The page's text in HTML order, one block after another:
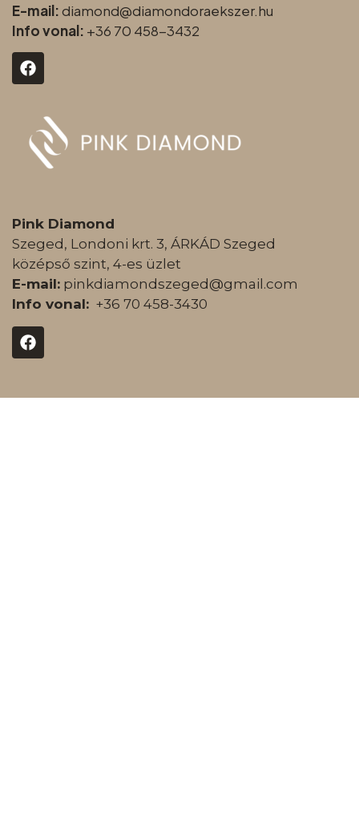
E-mail:diamond@diamondoraekszer.hu
Info vonal: +36 70 458-3432
Pink Diamond
Szeged, Londoni krt. 3, ÁRKÁD Szeged
középső szint, 4-es üzlet
E-mail: pinkdiamondszeged@gmail.com
Info vonal: +36 70 458-3430